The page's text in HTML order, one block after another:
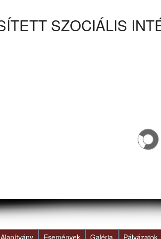
SZOCIÁLIS
Alapítvány Események Galéria Pályázatok